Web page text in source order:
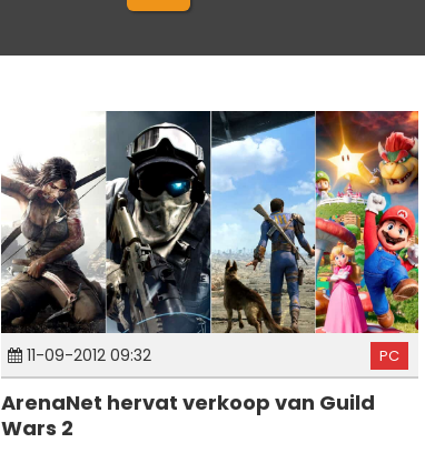
11-09-2012 09:32 PC
ArenaNet hervat verkoop van Guild
Wars 2